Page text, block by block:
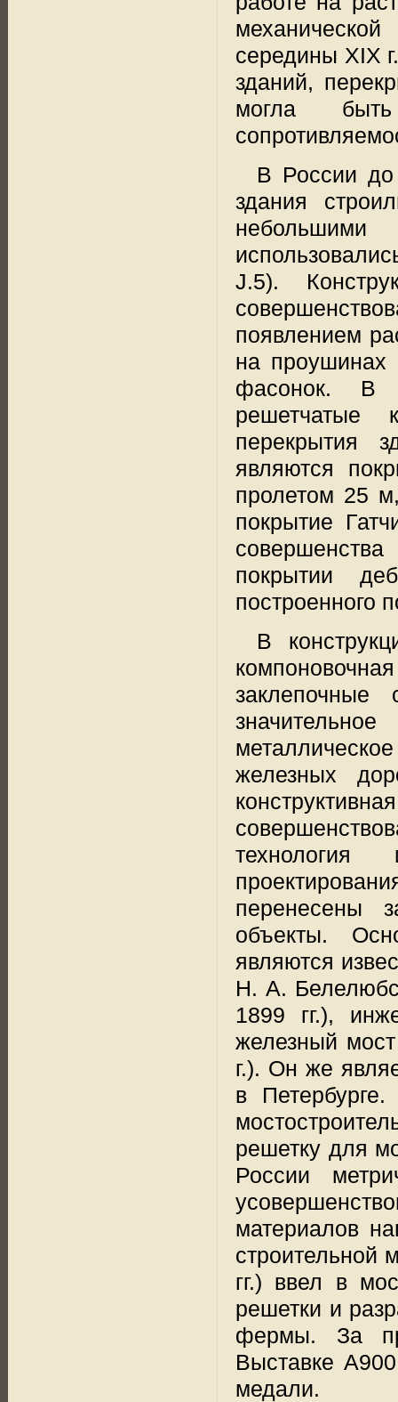
середины XIX
зданий,
могла
В России
здания
J.5).
появлением
на проушинах
фасонок. В
решетчатые
перекрытия
являются
пролетом 25 м
покрытие
покрытии
построенного
В
железных
перенесены
объекты.
являются
Н. А.
1899 гг.),
железный
г.). Он же
в
решетку для
России
материалов
строительной
гг.) ввел в
решетки и
фермы. За
Выставке
медали.